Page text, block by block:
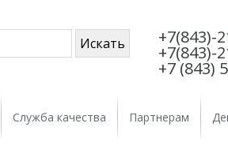
+7(843)-
+7(843)-
+7 (843)
Служба качества Партнерам